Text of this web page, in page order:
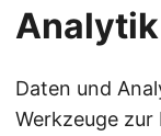
Analytik
Daten und
Werkzeuge